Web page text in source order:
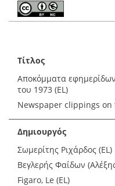
Τίτλος
Αποκόμματα
του 1973 (EL)
Newspaper clippings
Δημιουργός
Σωμερίτης Ριχάρδος (EL)
Βεγλερής Φαίδων
Figaro, Le (EL)